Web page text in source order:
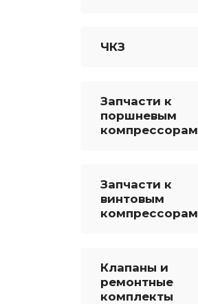
ЧКЗ
Запчасти к
поршневым
компрессорам
Запчасти к
винтовым
компрессорам
Клапаны и
ремонтные
комплекты